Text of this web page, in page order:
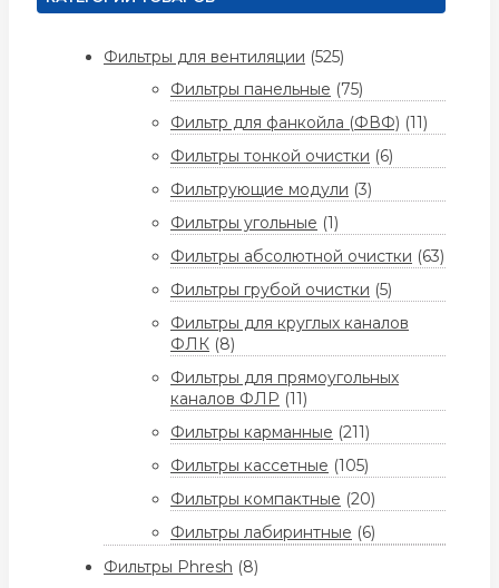
Фильтры для вентиляции (525)
Фильтры панельные (75)
Фильтр для фанкойла (ФВФ) (11)
Фильтры тонкой очистки (6)
Фильтрующие модули (3)
Фильтры угольные (1)
Фильтры абсолютной очистки (63)
Фильтры грубой очистки (5)
Фильтры для круглых каналов
ФЛК (8)
Фильтры для прямоугольных
каналов ФЛР (11)
Фильтры карманные (211)
Фильтры кассетные (105)
Фильтры компактные (20)
Фильтры лабиринтные (6)
Фильтры Phresh (8)